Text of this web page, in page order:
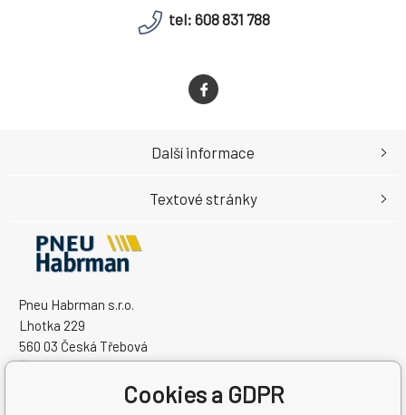
tel: 608 831 788
Pneu Habrman s.r.o.
Lhotka 229
560 03 Česká Třebová
Česká Republika
Další informace
Textové stránky
Cookies a GDPR